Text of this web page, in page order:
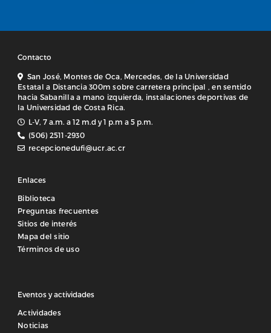
Contacto
San José, Montes de Oca, Mercedes, de la Universidad
Estatal a Distancia 300m sobre carretera principal , en sentido
hacia Sabanilla a mano izquierda, instalaciones deportivas de
la Universidad de Costa Rica.
L-V, 7 a.m. a 12 m.d y 1 p.m a 5 p.m.
(506) 2511-2930
recepcionedufi@ucr.ac.cr
Enlaces
Biblioteca
Preguntas frecuentes
Sitios de interés
Mapa del sitio
Términos de uso
Eventos y actividades
Actividades
Noticias